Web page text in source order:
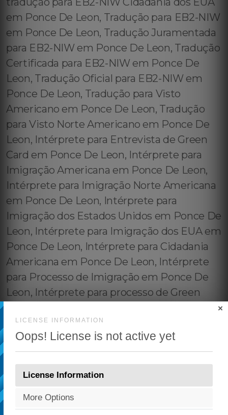
LICENSE INFORMATION
Oops! License is not active yet
×
License Information
More Options